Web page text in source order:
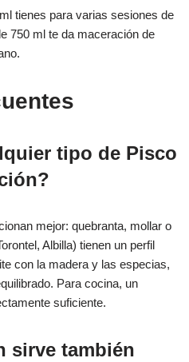
tienes para varias sesiones de
750 ml te da maceración de
tipo de Pisco
mejor: quebranta, mollar o
Albilla) tienen un perfil
con la madera y las especias,
Para cocina, un
suficiente.
sirve también